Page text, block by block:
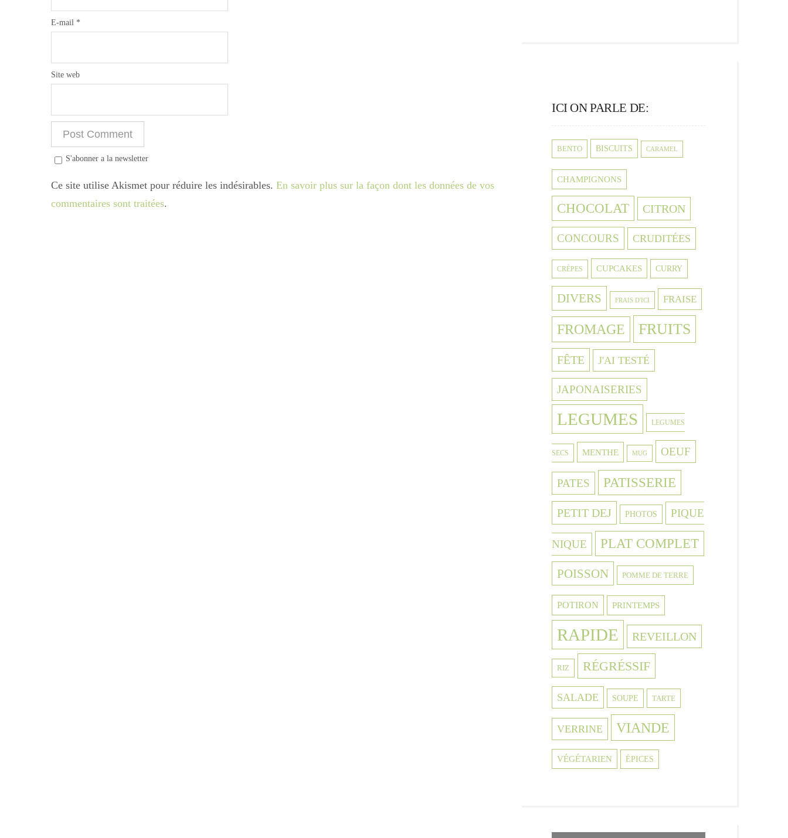
E-mail *
Site web
S'abonner a la newsletter
Ce site utilise Akismet pour réduire les indésirables. En savoir plus sur la façon dont les données de vos
commentaires sont traitées.
ICI ON PARLE DE:
BENTO BISCUITS CARAMEL
CHAMPIGNONS
CHOCOLAT CITRON
CONCOURS CRUDITÉES
CRÈPES CUPCAKES CURRY
DIVERS FRAIS D'ICI FRAISE
FROMAGE FRUITS
FÊTE J'AI TESTÉ
JAPONAISERIES
LEGUMES LEGUMES
SECS MENTHE MUG OEUF
PATES PATISSERIE
PETIT DEJ PHOTOS PIQUE
NIQUE PLAT COMPLET
POISSON POMME DE TERRE
POTIRON PRINTEMPS
RAPIDE REVEILLON
RIZ RÉGRÉSSIF
SALADE SOUPE TARTE
VERRINE VIANDE
VÉGÉTARIEN ÉPICES